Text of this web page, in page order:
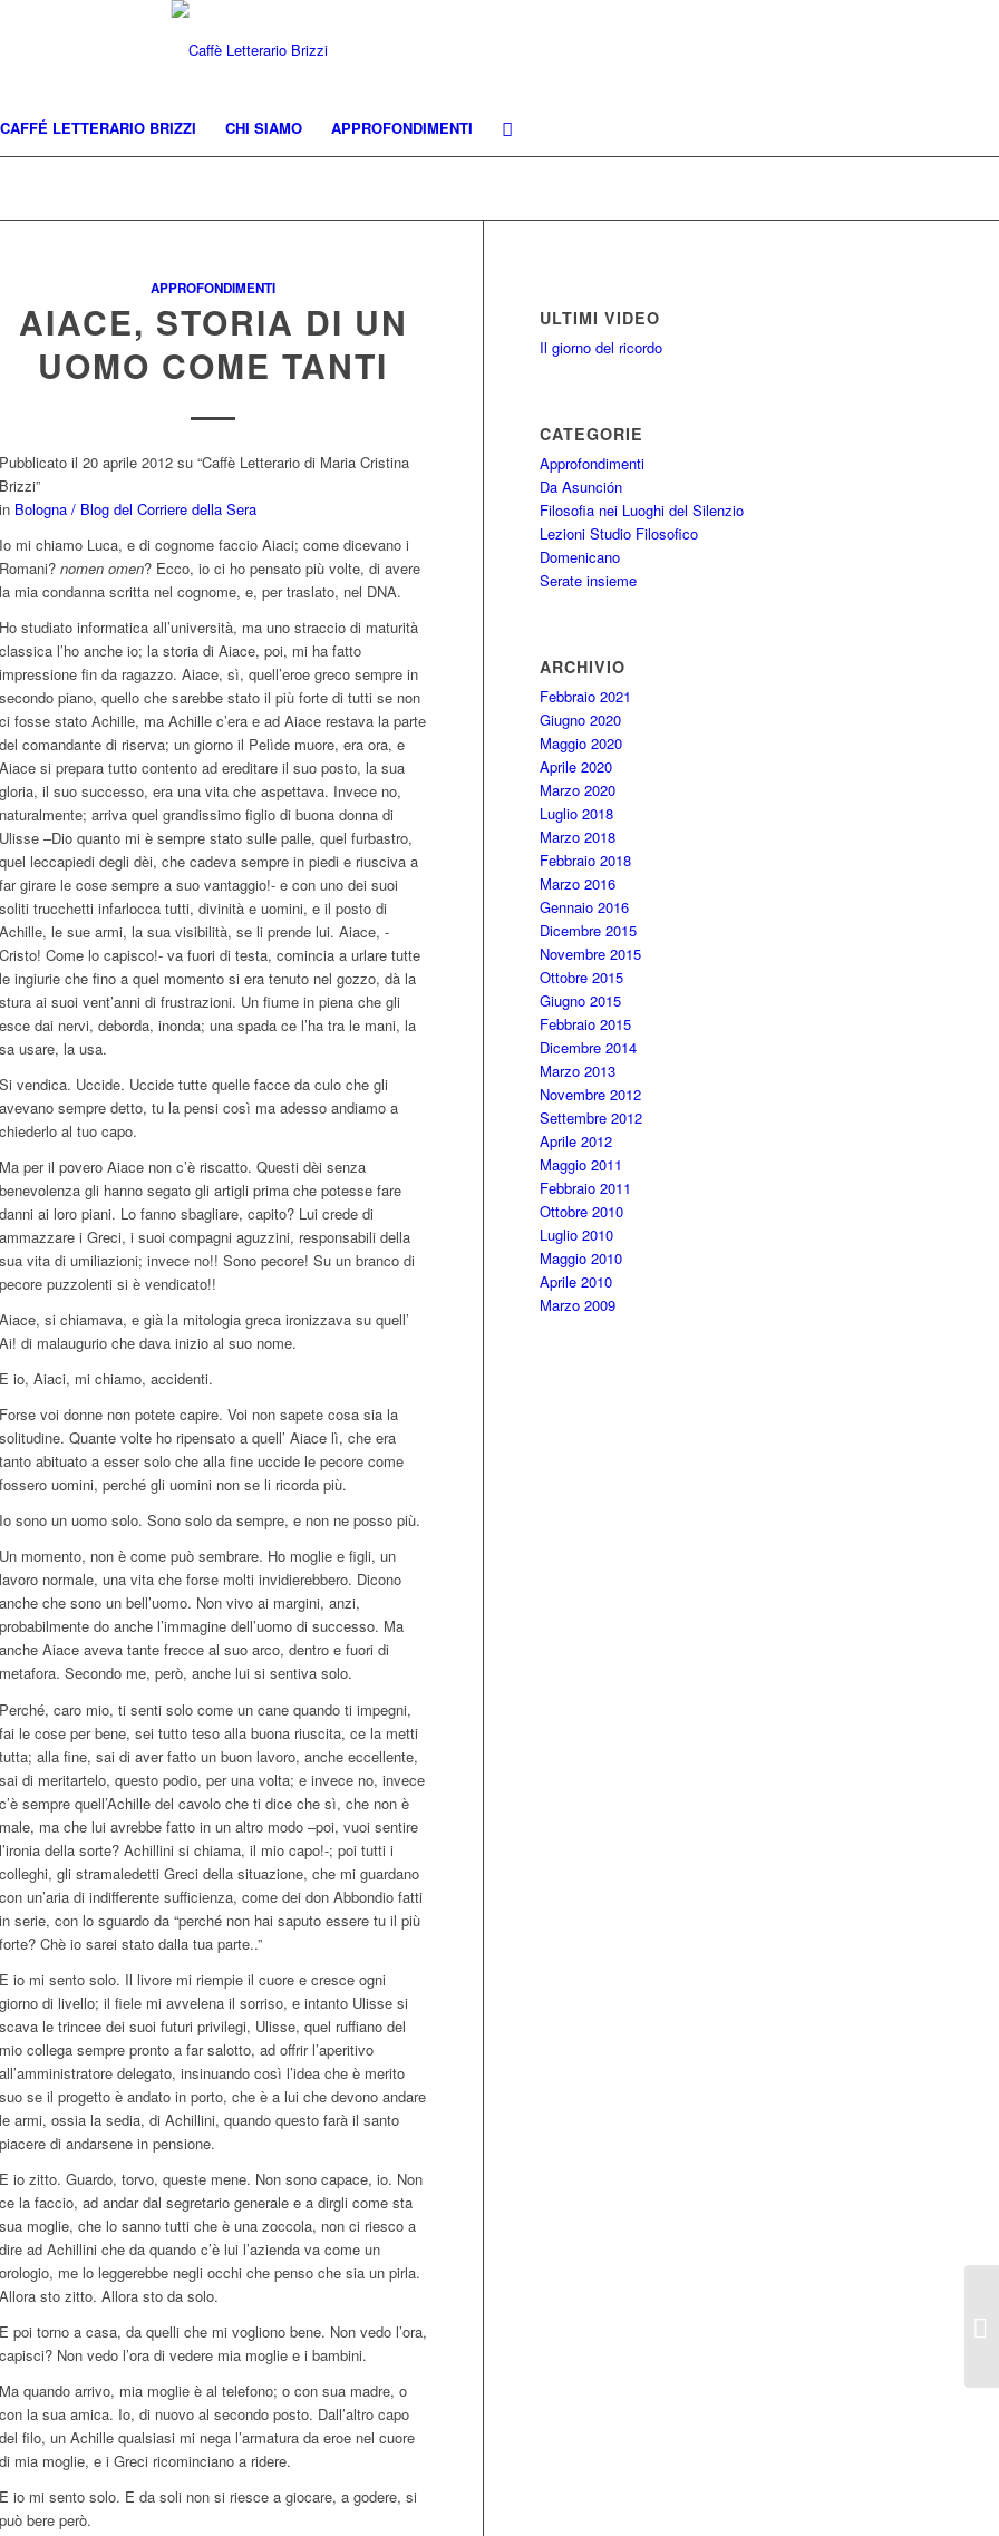
CAFFÉ LETTERARIO BRIZZI CHI SIAMO APPROFONDIMENTI
APPROFONDIMENTI
AIACE, STORIA DI UN
UOMO COME TANTI
Pubblicato il 20 aprile 2012 su “Caffè Letterario di Maria Cristina
Brizzi”
in Bologna / Blog del Corriere della Sera
Io mi chiamo Luca, e di cognome faccio Aiaci; come dicevano i
Romani? nomen omen? Ecco, io ci ho pensato più volte, di avere
la mia condanna scritta nel cognome, e, per traslato, nel DNA.
Ho studiato informatica all’università, ma uno straccio di maturità
classica l’ho anche io; la storia di Aiace, poi, mi ha fatto
impressione fin da ragazzo. Aiace, sì, quell’eroe greco sempre in
secondo piano, quello che sarebbe stato il più forte di tutti se non
ci fosse stato Achille, ma Achille c’era e ad Aiace restava la parte
del comandante di riserva; un giorno il Pelìde muore, era ora, e
Aiace si prepara tutto contento ad ereditare il suo posto, la sua
gloria, il suo successo, era una vita che aspettava. Invece no,
naturalmente; arriva quel grandissimo figlio di buona donna di
Ulisse –Dio quanto mi è sempre stato sulle palle, quel furbastro,
quel leccapiedi degli dèi, che cadeva sempre in piedi e riusciva a
far girare le cose sempre a suo vantaggio!- e con uno dei suoi
soliti trucchetti infarlocca tutti, divinità e uomini, e il posto di
Achille, le sue armi, la sua visibilità, se li prende lui. Aiace, -
Cristo! Come lo capisco!- va fuori di testa, comincia a urlare tutte
le ingiurie che fino a quel momento si era tenuto nel gozzo, dà la
stura ai suoi vent’anni di frustrazioni. Un fiume in piena che gli
esce dai nervi, deborda, inonda; una spada ce l’ha tra le mani, la
sa usare, la usa.
Si vendica. Uccide. Uccide tutte quelle facce da culo che gli
avevano sempre detto, tu la pensi così ma adesso andiamo a
chiederlo al tuo capo.
Ma per il povero Aiace non c’è riscatto. Questi dèi senza
benevolenza gli hanno segato gli artigli prima che potesse fare
danni ai loro piani. Lo fanno sbagliare, capito? Lui crede di
ammazzare i Greci, i suoi compagni aguzzini, responsabili della
sua vita di umiliazioni; invece no!! Sono pecore! Su un branco di
pecore puzzolenti si è vendicato!!
Aiace, si chiamava, e già la mitologia greca ironizzava su quell’
Ai! di malaugurio che dava inizio al suo nome.
E io, Aiaci, mi chiamo, accidenti.
Forse voi donne non potete capire. Voi non sapete cosa sia la
solitudine. Quante volte ho ripensato a quell’ Aiace lì, che era
tanto abituato a esser solo che alla fine uccide le pecore come
fossero uomini, perché gli uomini non se li ricorda più.
Io sono un uomo solo. Sono solo da sempre, e non ne posso più.
Un momento, non è come può sembrare. Ho moglie e figli, un
lavoro normale, una vita che forse molti invidierebbero. Dicono
anche che sono un bell’uomo. Non vivo ai margini, anzi,
probabilmente do anche l’immagine dell’uomo di successo. Ma
anche Aiace aveva tante frecce al suo arco, dentro e fuori di
metafora. Secondo me, però, anche lui si sentiva solo.
Perché, caro mio, ti senti solo come un cane quando ti impegni,
fai le cose per bene, sei tutto teso alla buona riuscita, ce la metti
tutta; alla fine, sai di aver fatto un buon lavoro, anche eccellente,
sai di meritartelo, questo podio, per una volta; e invece no, invece
c’è sempre quell’Achille del cavolo che ti dice che sì, che non è
male, ma che lui avrebbe fatto in un altro modo –poi, vuoi sentire
l’ironia della sorte? Achillini si chiama, il mio capo!-; poi tutti i
colleghi, gli stramaledetti Greci della situazione, che mi guardano
con un’aria di indifferente sufficienza, come dei don Abbondio fatti
in serie, con lo sguardo da “perché non hai saputo essere tu il più
forte? Chè io sarei stato dalla tua parte..”
E io mi sento solo. Il livore mi riempie il cuore e cresce ogni
giorno di livello; il fiele mi avvelena il sorriso, e intanto Ulisse si
scava le trincee dei suoi futuri privilegi, Ulisse, quel ruffiano del
mio collega sempre pronto a far salotto, ad offrir l’aperitivo
all’amministratore delegato, insinuando così l’idea che è merito
suo se il progetto è andato in porto, che è a lui che devono andare
le armi, ossia la sedia, di Achillini, quando questo farà il santo
piacere di andarsene in pensione.
E io zitto. Guardo, torvo, queste mene. Non sono capace, io. Non
ce la faccio, ad andar dal segretario generale e a dirgli come sta
sua moglie, che lo sanno tutti che è una zoccola, non ci riesco a
dire ad Achillini che da quando c’è lui l’azienda va come un
orologio, me lo leggerebbe negli occhi che penso che sia un pirla.
Allora sto zitto. Allora sto da solo.
E poi torno a casa, da quelli che mi vogliono bene. Non vedo l’ora,
capisci? Non vedo l’ora di vedere mia moglie e i bambini.
Ma quando arrivo, mia moglie è al telefono; o con sua madre, o
con la sua amica. Io, di nuovo al secondo posto. Dall’altro capo
del filo, un Achille qualsiasi mi nega l’armatura da eroe nel cuore
di mia moglie, e i Greci ricominciano a ridere.
E io mi sento solo. E da soli non si riesce a giocare, a godere, si
può bere però.
ULTIMI VIDEO
Il giorno del ricordo
CATEGORIE
Approfondimenti
Da Asunción
Filosofia nei Luoghi del Silenzio
Lezioni Studio Filosofico
Domenicano
Serate insieme
ARCHIVIO
Febbraio 2021
Giugno 2020
Maggio 2020
Aprile 2020
Marzo 2020
Luglio 2018
Marzo 2018
Febbraio 2018
Marzo 2016
Gennaio 2016
Dicembre 2015
Novembre 2015
Ottobre 2015
Giugno 2015
Febbraio 2015
Dicembre 2014
Marzo 2013
Novembre 2012
Settembre 2012
Aprile 2012
Maggio 2011
Febbraio 2011
Ottobre 2010
Luglio 2010
Maggio 2010
Aprile 2010
Marzo 2009